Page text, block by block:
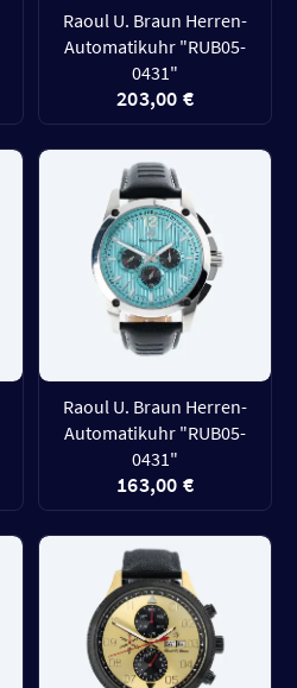
Raoul U. Braun Herren-
Automatikuhr "RUB05-
0431"
203,00 €
Raoul U. Braun Herren-
Automatikuhr "RUB05-
0431"
163,00 €